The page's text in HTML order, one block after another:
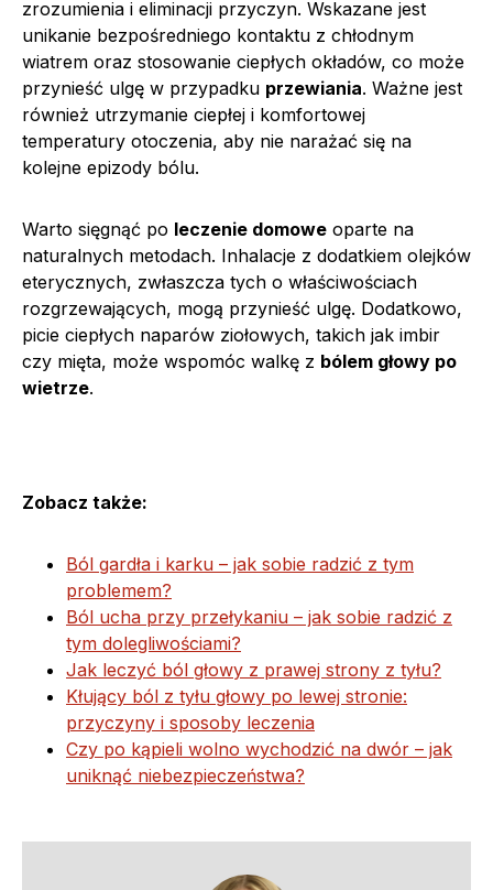
zrozumienia i eliminacji przyczyn. Wskazane jest
unikanie bezpośredniego kontaktu z chłodnym
wiatrem oraz stosowanie ciepłych okładów, co może
przynieść ulgę w przypadku przewiania. Ważne jest
również utrzymanie ciepłej i komfortowej
temperatury otoczenia, aby nie narażać się na
kolejne epizody bólu.
Warto sięgnąć po leczenie domowe oparte na
naturalnych metodach. Inhalacje z dodatkiem olejków
eterycznych, zwłaszcza tych o właściwościach
rozgrzewających, mogą przynieść ulgę. Dodatkowo,
picie ciepłych naparów ziołowych, takich jak imbir
czy mięta, może wspomóc walkę z bólem głowy po
wietrze.
Zobacz także:
Ból gardła i karku – jak sobie radzić z tym
problemem?
Ból ucha przy przełykaniu – jak sobie radzić z
tym dolegliwościami?
Jak leczyć ból głowy z prawej strony z tyłu?
Kłujący ból z tyłu głowy po lewej stronie:
przyczyny i sposoby leczenia
Czy po kąpieli wolno wychodzić na dwór – jak
uniknąć niebezpieczeństwa?